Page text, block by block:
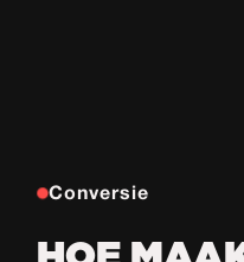
Conversie